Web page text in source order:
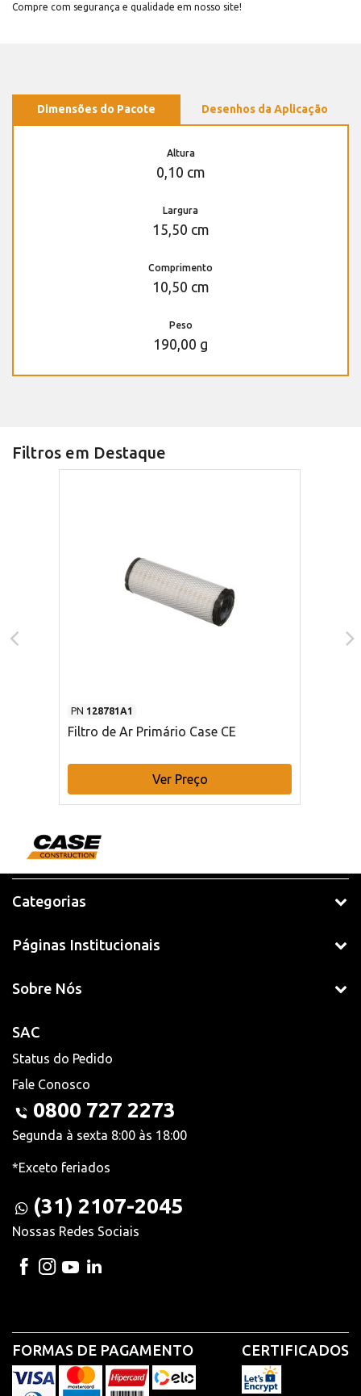
Compre com segurança e qualidade em nosso site!
Dimensões do Pacote Desenhos da Aplicação
Altura
0,10 cm
Largura
15,50 cm
Comprimento
10,50 cm
Peso
190,00 g
Filtros em Destaque
PN 128781A1
Filtro de Ar Primário Case CE
Ver Preço
Categorias
Páginas Institucionais
Sobre Nós
SAC
Status do Pedido
Fale Conosco
0800 727 2273
Segunda à sexta 8:00 às 18:00
*Exceto feriados
(31) 2107-2045
Nossas Redes Sociais
FORMAS DE PAGAMENTO CERTIFICADOS